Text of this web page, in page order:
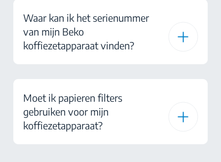
Waar kan ik het serienummer
van mijn Beko
koffiezetapparaat vinden?
Moet ik papieren filters
gebruiken voor mijn
koffiezetapparaat?